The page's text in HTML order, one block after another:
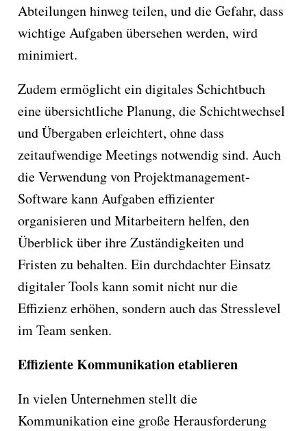
Abteilungen hinweg teilen, und die Gefahr, dass
wichtige Aufgaben übersehen werden, wird
minimiert.
Zudem ermöglicht ein digitales Schichtbuch
eine übersichtliche Planung, die Schichtwechsel
und Übergaben erleichtert, ohne dass
zeitaufwendige Meetings notwendig sind. Auch
die Verwendung von Projektmanagement-
Software kann Aufgaben effizienter
organisieren und Mitarbeitern helfen, den
Überblick über ihre Zuständigkeiten und
Fristen zu behalten. Ein durchdachter Einsatz
digitaler Tools kann somit nicht nur die
Effizienz erhöhen, sondern auch das Stresslevel
im Team senken.
Effiziente Kommunikation etablieren
In vielen Unternehmen stellt die
Kommunikation eine große Herausforderung